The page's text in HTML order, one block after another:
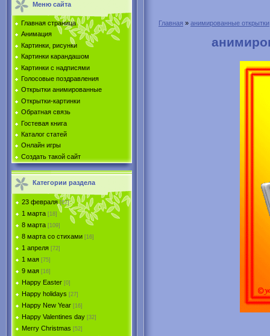
Меню сайта
Главная страница
Анимация
Картинки, рисунки
Картинки карандашом
Картинки с надписями
Голосовые поздравления
Открытки анимированные
Открытки-картинки
Обратная связь
Гостевая книга
Каталог статей
Онлайн игры
Создать такой сайт
Категории раздела
23 февраля [67]
1 марта [18]
8 марта [109]
8 марта со стихами [16]
1 апреля [72]
1 мая [75]
9 мая [16]
Happy Easter [0]
Happy holidays [27]
Happy New Year [16]
Happy Valentines day [32]
Merry Christmas [52]
Главная » анимированные открытки